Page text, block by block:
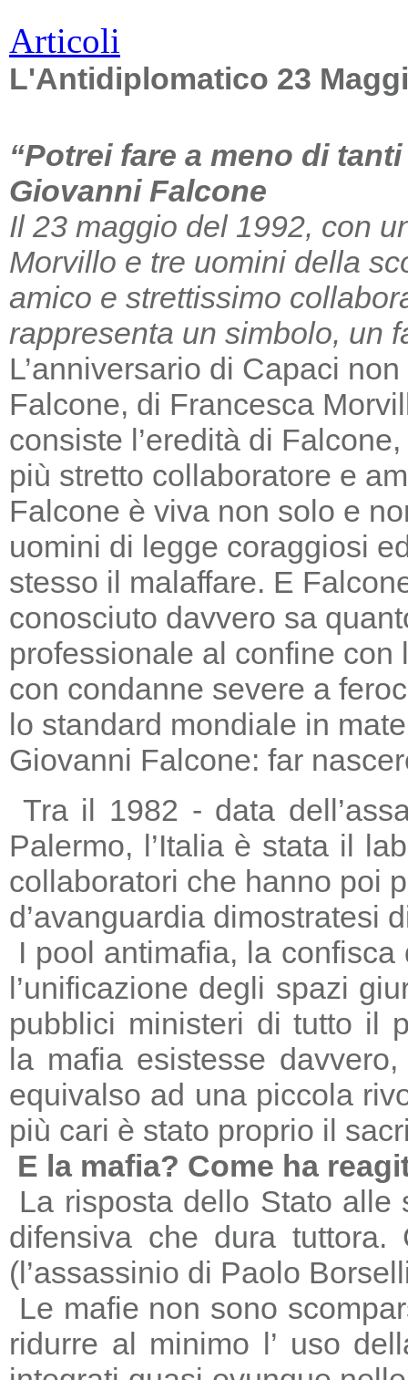
Articoli
L'Antidiplomatico 23
“Potrei fare a meno di
Giovanni Falcone
Il 23 maggio del 1992, con
Morvillo e tre uomini della
amico e strettissimo
rappresenta un simbolo, un
L’anniversario di Capaci
Falcone, di Francesca
consiste l’eredità di
più stretto collaboratore e
Falcone è viva non solo e
uomini di legge coraggiosi
stesso il malaffare. E
conosciuto davvero sa
professionale al confine
con condanne severe a
lo standard mondiale in
Giovanni Falcone: far
Tra il 1982 - data
Palermo, l’Italia è stata il
collaboratori che hanno poi
d’avanguardia dimostratesi
I pool antimafia, la
l’unificazione degli spazi
pubblici ministeri di tutto il
la mafia esistesse
equivalso ad una piccola
più cari è stato proprio il
E la mafia? Come ha
La risposta dello Stato alle
difensiva che dura
(l’assassinio di Paolo
Le mafie non sono
ridurre al minimo l’ uso